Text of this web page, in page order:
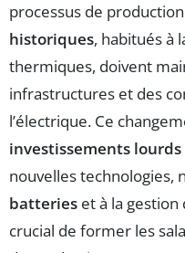
processus de
historiques, habitués à
thermiques, doivent
infrastructures et des
l’électrique. Ce
investissements lourds
nouvelles technologies,
batteries et à la gestion
crucial de former les